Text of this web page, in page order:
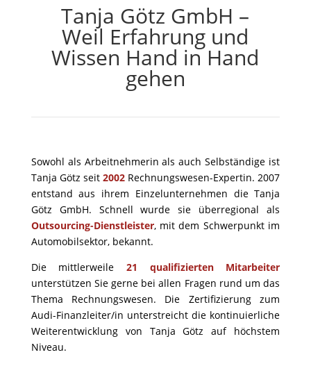
Tanja Götz GmbH –
Weil Erfahrung und
Wissen Hand in Hand
gehen
Sowohl als Arbeitnehmerin als auch Selbständige ist
Tanja Götz seit 2002 Rechnungswesen-Expertin.2007
entstand aus ihrem Einzelunternehmen die Tanja
Götz GmbH. Schnell wurde sie überregional als
Outsourcing-Dienstleister, mit dem Schwerpunkt im
Automobilsektor, bekannt.
Die mittlerweile
21 qualifizierten Mitarbeiter
unterstützen Sie gerne bei allen Fragen rund um das
Thema Rechnungswesen. Die Zertifizierung zum
Audi-Finanzleiter/in unterstreicht die kontinuierliche
Weiterentwicklung von Tanja Götz auf höchstem
Niveau.